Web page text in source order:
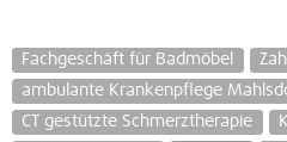
Fachgeschäft für Badmöbel
ambulante Krankenpflege
CT gestützte Schmerztherapie